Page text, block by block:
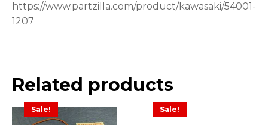
https://www.partzilla.com/product/kawasaki/54001-
1207
Related products
Sale! Sale!